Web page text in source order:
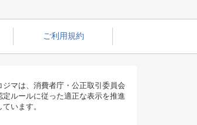
ご利用規約
ジマは、消費者庁・公正取引委員会
定ルールに従った適正な表示を推進
ています。